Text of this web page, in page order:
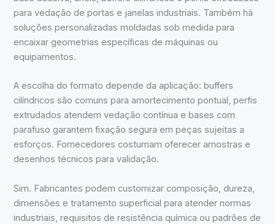
para vedação de portas e janelas industriais. Também há
soluções personalizadas moldadas sob medida para
encaixar geometrias específicas de máquinas ou
equipamentos.
A escolha do formato depende da aplicação: buffers
cilíndricos são comuns para amortecimento pontual, perfis
extrudados atendem vedação contínua e bases com
parafuso garantem fixação segura em peças sujeitas a
esforços. Fornecedores costumam oferecer amostras e
desenhos técnicos para validação.
Sim. Fabricantes podem customizar composição, dureza,
dimensões e tratamento superficial para atender normas
industriais, requisitos de resistência química ou padrões de